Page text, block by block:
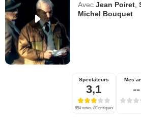
Avec Jean Poiret ,
Michel Bouquet
Spectateurs
3,1
654 notes, 80 critiques
Mes
--